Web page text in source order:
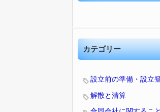
カテゴリー
設立前の準備・設立
解散と清算